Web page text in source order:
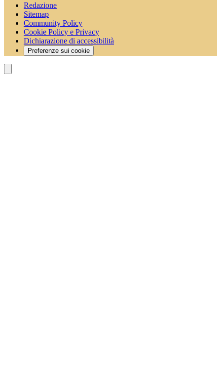
Redazione
Sitemap
Community Policy
Cookie Policy e Privacy
Dichiarazione di accessibilità
Preferenze sui cookie